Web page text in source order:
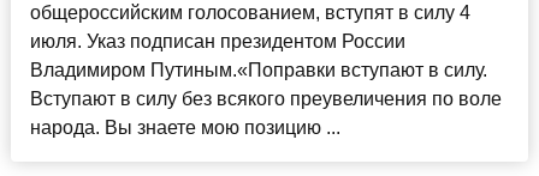
общероссийским голосованием, вступят в силу 4
июля. Указ подписан президентом России
Владимиром Путиным.«Поправки вступают в силу.
Вступают в силу без всякого преувеличения по воле
народа. Вы знаете мою позицию ...